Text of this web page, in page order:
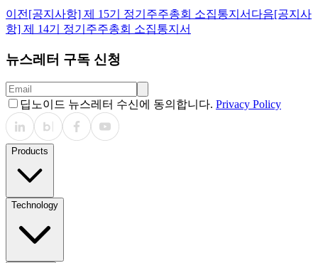
이전 [공지사항] 제 15기 정기주주총회 소집통지서 다음[공지사
항] 제 14기 정기주주총회 소집통지서
뉴스레터 구독 신청
딥노이드 뉴스레터 수신에 동의합니다. Privacy Policy
Products
Technology